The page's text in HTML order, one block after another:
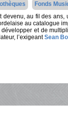
Fonds
devenu, au fil des ans,
au catalogue
et de
l’exigeantSean